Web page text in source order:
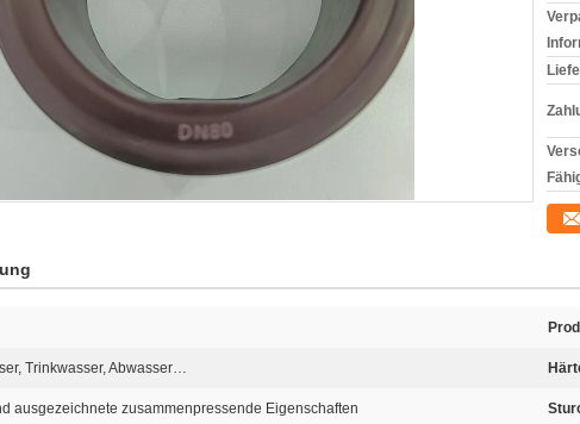
Trinkwasser, Abwasser…
ausgezeichnete zusammenpressende Eigenschaften